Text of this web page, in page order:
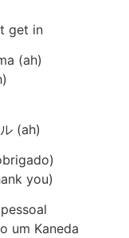
get in
(ah)
(ah)
you)
um Kaneda